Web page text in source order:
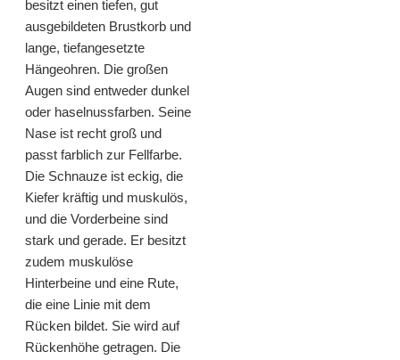
besitzt einen tiefen, gut
ausgebildeten Brustkorb und
lange, tiefangesetzte
Hängeohren. Die großen
Augen sind entweder dunkel
oder haselnussfarben. Seine
Nase ist recht groß und
passt farblich zur Fellfarbe.
Die Schnauze ist eckig, die
Kiefer kräftig und muskulös,
und die Vorderbeine sind
stark und gerade. Er besitzt
zudem muskulöse
Hinterbeine und eine Rute,
die eine Linie mit dem
Rücken bildet. Sie wird auf
Rückenhöhe getragen. Die